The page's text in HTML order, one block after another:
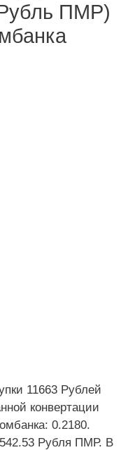
ПМР)
11663 Рублей
конвертации
0.2180.
Рубля ПМР. В